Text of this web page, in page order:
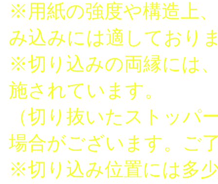
※用紙の強度や構造上
み込みには適しており
※切り込みの両縁には
施されています。
（切り抜いたストッパ
場合がございます。ご
※切り込み位置には多